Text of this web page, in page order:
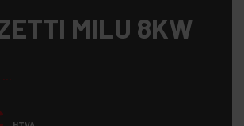
MILU 8KW